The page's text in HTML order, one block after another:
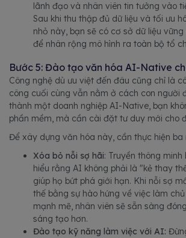
lãnh đạo và nhân viên tin tưởng vào
Sau khi thu thập đủ dữ liệu và tối ưu
nhỏ này, bạn sẽ có cơ sở dữ liệu
để nhân rộng mô hình ra toàn bộ tổ
Bước 5: Đào tạo văn hóa AI-Native
Công nghệ dù ưu việt đến đâu cũng chỉ là
công cuối cùng vẫn nằm ở cách con người
thành một doanh nghiệp AI-Native, bạn
phần mềm, mà cần cài đặt tư duy mới cho
Để xây dựng văn hóa này, cần thực hiện ba
Xóa bỏ nỗi sợ hãi: Truyền thông
hiểu rằng AI không phải là "kẻ thay
giúp họ bứt phá giới hạn. Khi nỗi sợ
thế bằng sự hào hứng về việc làm
mạnh mẽ, nhân viên sẽ sẵn sàng
sáng tạo hơn.
Đào tạo kỹ năng làm việc với AI: